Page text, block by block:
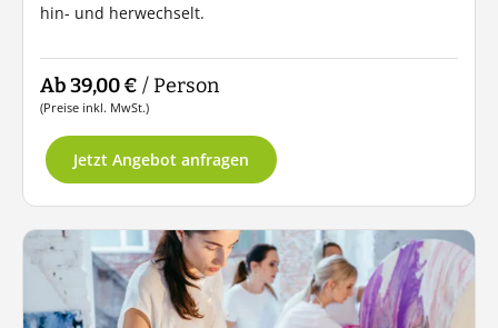
hin- und herwechselt.
Ab 39,00 € / Person
(Preise inkl. MwSt.)
Jetzt Angebot anfragen